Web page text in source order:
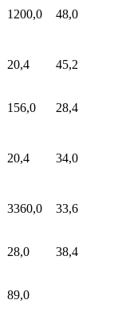
1200,0 48,0
20,4 45,2
156,0 28,4
20,4 34,0
3360,0 33,6
28,0 38,4
89,0